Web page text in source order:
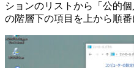
ションのリストから「公的
の階層下の項目を上から順番